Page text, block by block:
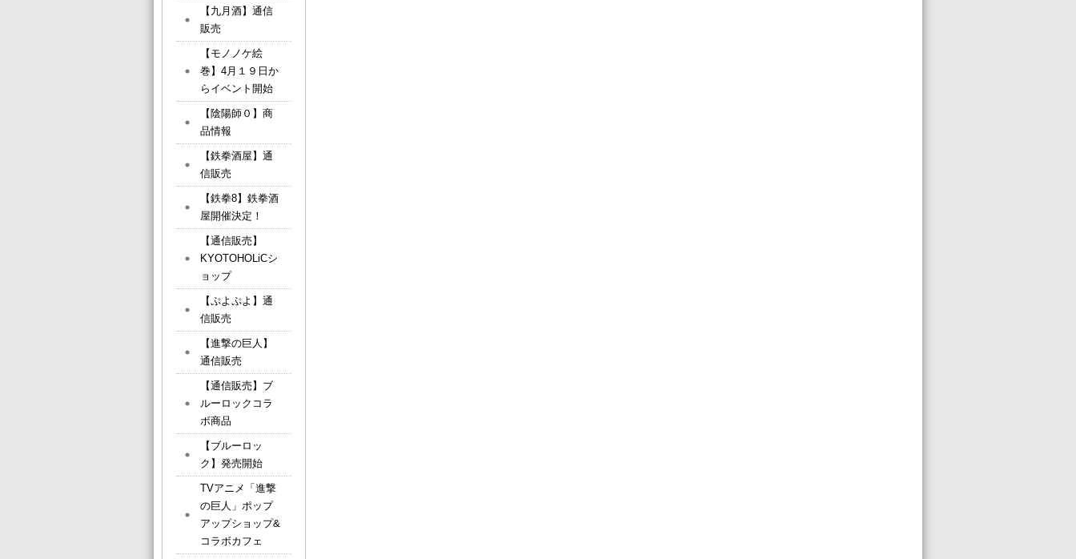
【九月酒】通信
販売
【モノノケ絵
巻】4月１９日か
らイベント開始
【陰陽師０】商
品情報
【鉄拳酒屋】通
信販売
【鉄拳8】鉄拳酒
屋開催決定！
【通信販売】
KYOTOHOLiCシ
ョップ
【ぷよぷよ】通
信販売
【進撃の巨人】
通信販売
【通信販売】ブ
ルーロックコラ
ボ商品
【ブルーロッ
ク】発売開始
TVアニメ「進撃
の巨人」ポップ
アップショップ&
コラボカフェ